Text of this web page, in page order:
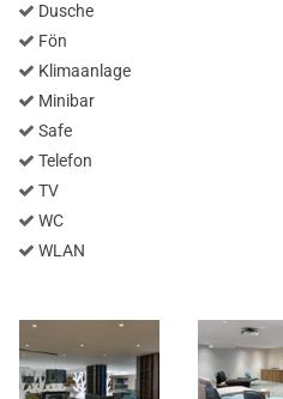
Dusche
Fön
Klimaanlage
Minibar
Safe
Telefon
TV
WC
WLAN